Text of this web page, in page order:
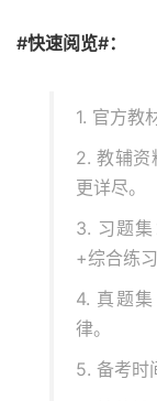
#快速阅览#：
1. 官方教
2. 教辅资
更详尽。
3. 习题
+综合练习
4. 真题
律。
5. 备考时